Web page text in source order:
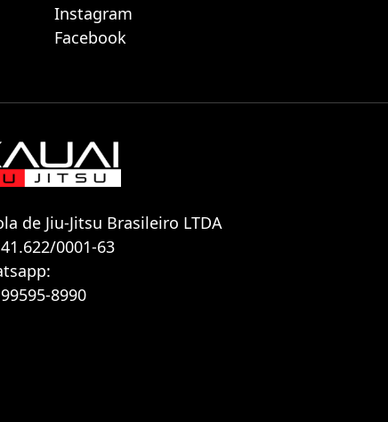
Instagram
Facebook
de Jiu-Jitsu Brasileiro LTDA
0001-63
8990